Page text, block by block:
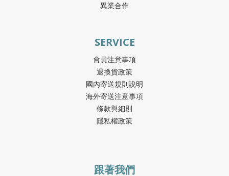
異業合作
SERVICE
會員注意事項
退換貨政策
國內寄送規則說明
海外寄送注意事項
條款與細則
隱私權政策
跟著我們